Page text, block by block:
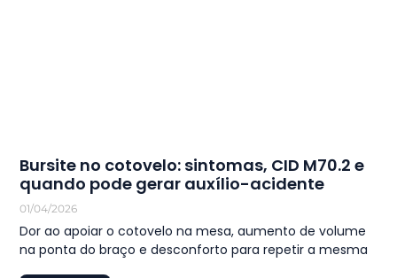
Bursite no cotovelo: sintomas, CID M70.2 e
quando pode gerar auxílio-acidente
01/04/2026
Dor ao apoiar o cotovelo na mesa, aumento de volume
na ponta do braço e desconforto para repetir a mesma